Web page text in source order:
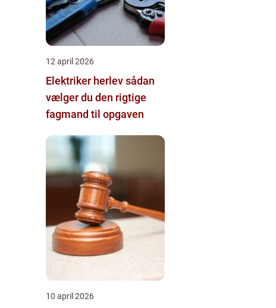
12 april 2026
Elektriker herlev sådan
vælger du den rigtige
fagmand til opgaven
10 april 2026